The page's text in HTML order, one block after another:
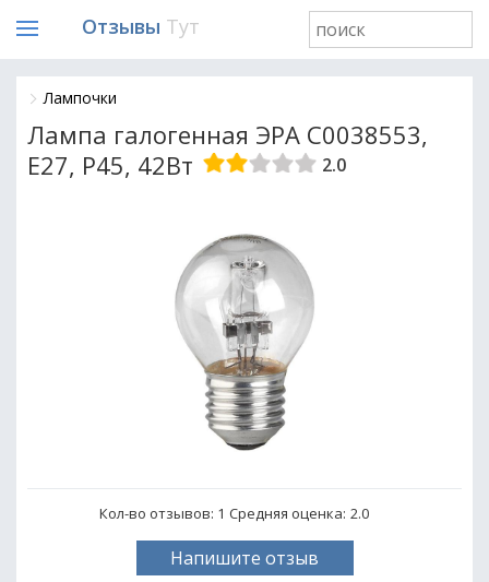
Отзывы Тут
Лампочки
Лампа галогенная ЭРА C0038553,
E27, P45, 42Вт
2.0
Кол-во отзывов: 1 Средняя оценка: 2.0
Напишите отзыв